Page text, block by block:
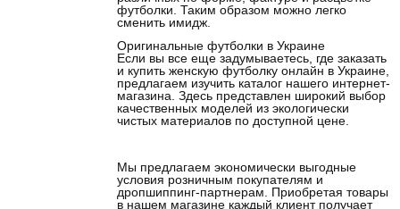
футболки. Таким образом можно легко
сменить имидж.
Оригинальные футболки в Украине
Если вы все еще задумываетесь, где заказать
и купить женскую футболку онлайн в Украине,
предлагаем изучить каталог нашего интернет-
магазина. Здесь представлен широкий выбор
качественных моделей из экологически
чистых материалов по доступной цене.
Мы предлагаем экономически выгодные
условия розничным покупателям и
дропшиппинг-партнерам. Приобретая товары
в нашем магазине каждый клиент получает